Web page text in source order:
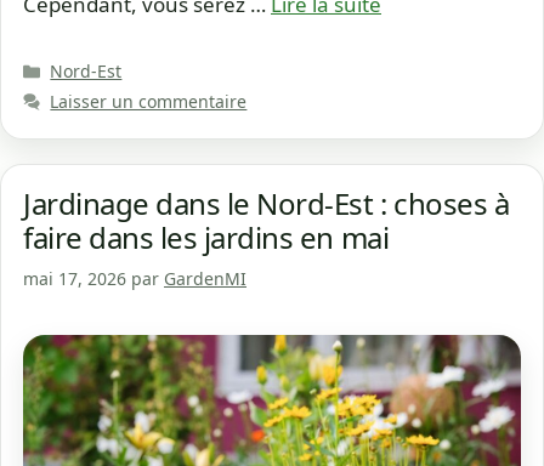
Catégories
Nord-Est
Laisser un commentaire
Jardinage dans le Nord-Est : choses à
faire dans les jardins en mai
mai 17, 2026 par GardenMI